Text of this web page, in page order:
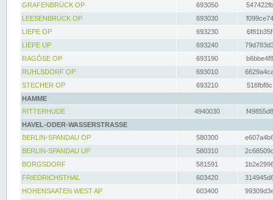
GRAFENBRÜCK OP
693050
LEESENBRÜCK OP
693030
LIEPE OP
693230
LIEPE UP
693240
RAGÖSE OP
693190
RUHLSDORF OP
693010
STECHER OP
693210
HAMME
RITTERHUDE
4940030
HAVEL-ODER-WASSERSTRASSE
BERLIN-SPANDAU OP
580300
BERLIN-SPANDAU UP
580310
BORGSDORF
581591
FRIEDRICHSTHAL
603420
HOHENSAATEN WEST AP
603400